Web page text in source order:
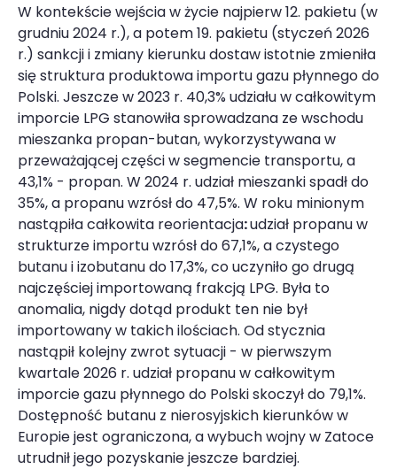
W kontekście wejścia w życie najpierw 12. pakietu (w
grudniu 2024 r.), a potem 19. pakietu (styczeń 2026
r.) sankcji i zmiany kierunku dostaw istotnie zmieniła
się struktura produktowa importu gazu płynnego do
Polski. Jeszcze w 2023 r. 40,3% udziału w całkowitym
imporcie LPG stanowiła sprowadzana ze wschodu
mieszanka propan-butan, wykorzystywana w
przeważającej części w segmencie transportu, a
43,1% - propan. W 2024 r. udział mieszanki spadł do
35%, a propanu wzrósł do 47,5%. W roku minionym
nastąpiła całkowita reorientacja:udział propanu w
strukturze importu wzrósł do 67,1%, a czystego
butanu i izobutanu do 17,3%, co uczyniło go drugą
najczęściej importowaną frakcją LPG. Była to
anomalia, nigdy dotąd produkt ten nie był
importowany w takich ilościach. Od stycznia
nastąpił kolejny zwrot sytuacji - w pierwszym
kwartale 2026 r. udział propanu w całkowitym
imporcie gazu płynnego do Polski skoczył do 79,1%.
Dostępność butanu z nierosyjskich kierunków w
Europie jest ograniczona, a wybuch wojny w Zatoce
utrudnił jego pozyskanie jeszcze bardziej.